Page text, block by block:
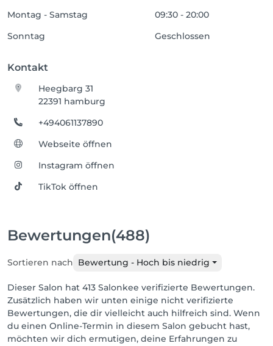
Montag - Samstag
09:30 - 20:00
Sonntag
Geschlossen
Kontakt
Heegbarg 31
22391 hamburg
+494061137890
Webseite öffnen
Instagram öffnen
TikTok öffnen
Bewertungen(488)
Sortieren nach Bewertung - Hoch bis niedrig
Dieser Salon hat 413 Salonkee verifizierte Bewertungen.
Zusätzlich haben wir unten einige nicht verifizierte
Bewertungen, die dir vielleicht auch hilfreich sind. Wenn
du einen Online-Termin in diesem Salon gebucht hast,
möchten wir dich ermutigen, deine Erfahrungen zu